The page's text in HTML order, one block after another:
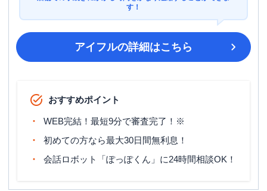
す！
アイフルの詳細はこちら
おすすめポイント
WEB完結！最短9分で審査完了！※
初めての方なら最大30日間無利息！
会話ロボット「ぽっぽくん」に24時間相談OK！